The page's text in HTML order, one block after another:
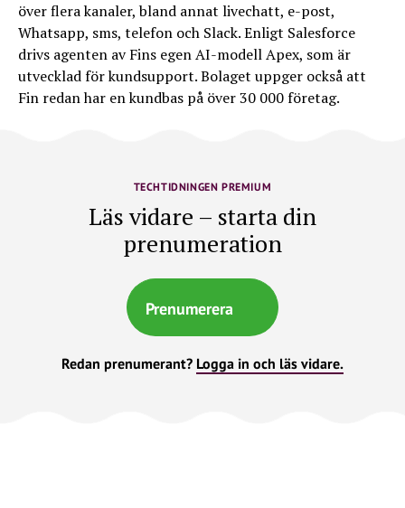
över flera kanaler, bland annat livechatt, e-post,
Whatsapp, sms, telefon och Slack. Enligt Salesforce
drivs agenten av Fins egen AI-modell Apex, som är
utvecklad för kundsupport. Bolaget uppger också att
Fin redan har en kundbas på över 30 000 företag.
TECHTIDNINGEN PREMIUM
Läs vidare – starta din
prenumeration
Prenumerera
Redan prenumerant? Logga in och läs vidare.